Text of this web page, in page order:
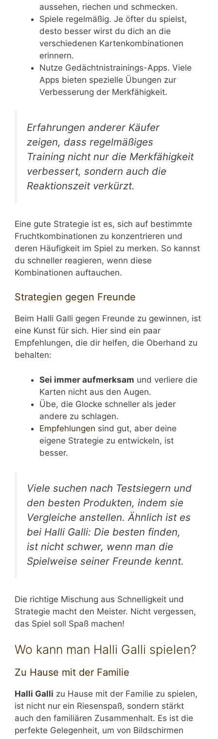
aussehen, riechen und schmecken.
Spiele regelmäßig. Je öfter du spielst,
desto besser wirst du dich an die
verschiedenen Kartenkombinationen
erinnern.
Nutze Gedächtnistrainings-Apps. Viele
Apps bieten spezielle Übungen zur
Verbesserung der Merkfähigkeit.
Erfahrungen anderer Käufer
zeigen, dass regelmäßiges
Training nicht nur die Merkfähigkeit
verbessert, sondern auch die
Reaktionszeit verkürzt.
Eine gute Strategie ist es, sich auf bestimmte
Fruchtkombinationen zu konzentrieren und
deren Häufigkeit im Spiel zu merken. So kannst
du schneller reagieren, wenn diese
Kombinationen auftauchen.
Strategien gegen Freunde
Beim Halli Galli gegen Freunde zu gewinnen, ist
eine Kunst für sich. Hier sind ein paar
Empfehlungen, die dir helfen, die Oberhand zu
behalten:
Sei immer aufmerksam und verliere die
Karten nicht aus den Augen.
Übe, die Glocke schneller als jeder
andere zu schlagen.
Empfehlungen sind gut, aber deine
eigene Strategie zu entwickeln, ist
besser.
Viele suchen nach Testsiegern und
den besten Produkten, indem sie
Vergleiche anstellen. Ähnlich ist es
bei Halli Galli: Die besten finden,
ist nicht schwer, wenn man die
Spielweise seiner Freunde kennt.
Die richtige Mischung aus Schnelligkeit und
Strategie macht den Meister. Nicht vergessen,
das Spiel soll Spaß machen!
Wo kann man Halli Galli spielen?
Zu Hause mit der Familie
Halli Galli zu Hause mit der Familie zu spielen,
ist nicht nur ein Riesenspaß, sondern stärkt
auch den familiären Zusammenhalt. Es ist die
perfekte Gelegenheit, um von Bildschirmen